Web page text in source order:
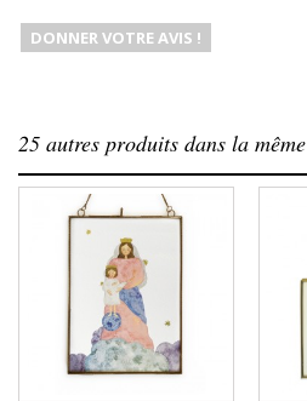
DONNER VOTRE AVIS !
25 autres produits dans la